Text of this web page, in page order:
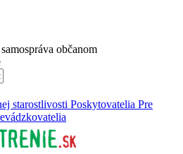
samospráva občanom
starostlivosti Poskytovatelia Pre